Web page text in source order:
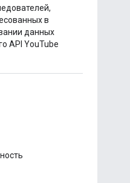
в
данных
API YouTube